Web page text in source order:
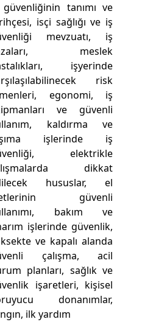
tanımı ve
isçi sağlığı ve iş
mevzuatı, iş
meslek
işyerinde
risk
egonomi, iş
ve güvenli
kaldırma ve
işlerinde iş
elektrikle
dikkat
hususlar, el
güvenli
bakım ve
işlerinde güvenlik,
ve kapalı alanda
çalışma, acil
planları, sağlık ve
işaretleri, kişisel
donanımlar,
ilk yardım